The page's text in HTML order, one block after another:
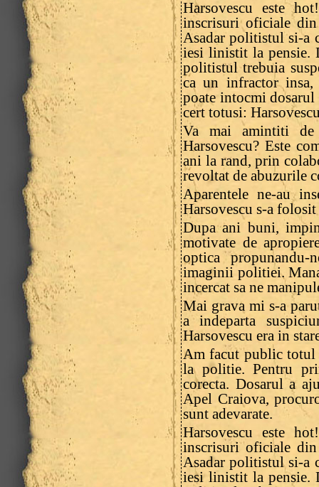
Harsovescu este
inscrisuri oficiale
Asadar politistul si-a
iesi linistit la pensie.
politistul trebuia
ca un infractor insa,
poate intocmi
cert totusi:
Va mai amintiti
Harsovescu? Este
ani la rand, prin
revoltat de abuzurile
Aparentele ne-au
Harsovescu s-a
Dupa ani buni,
motivate de
optica propunandu-
imaginii politiei.
incercat sa ne
Mai grava mi s-a
a indeparta
Harsovescu era in
Am facut public totul
la politie. Pentru
corecta. Dosarul a
Apel Craiova,
sunt adevarate.
Harsovescu este
inscrisuri oficiale
Asadar politistul si-a
iesi linistit la pensie.